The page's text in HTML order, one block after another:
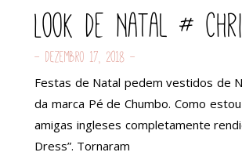
Look de Natal #
- Dezembro 17, 2018 -
Festas de Natal pedem vestidos de
da marca Pé de Chumbo. Como
amigas ingleses completamente
Dress”. Tornaram